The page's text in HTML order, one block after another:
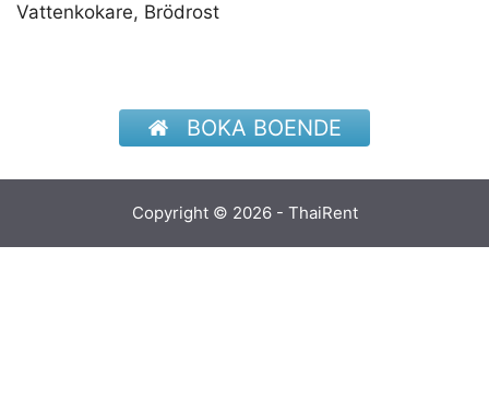
Vattenkokare, Brödrost
BOKA BOENDE
Copyright © 2026 - ThaiRent